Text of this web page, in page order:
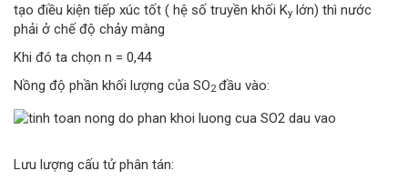
tạo điều kiện tiếp xúc tốt ( hệ số truyền khối Ky lớn) thì nước
phải ở chế độ chảy màng
Khi đó ta chọn n = 0,44
Nồng độ phần khối lượng của SO2đầu vào:
Lưu lượng cấu tử phân tán: